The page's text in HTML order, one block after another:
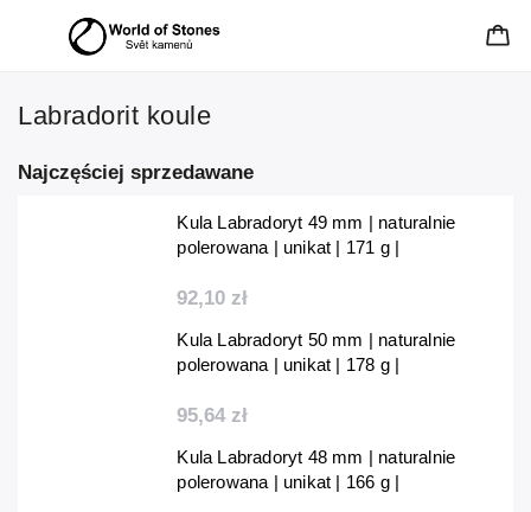
Labradorit koule
Najczęściej sprzedawane
Kula Labradoryt 49 mm | naturalnie
polerowana | unikat | 171 g |
92,10 zł
Kula Labradoryt 50 mm | naturalnie
polerowana | unikat | 178 g |
95,64 zł
Kula Labradoryt 48 mm | naturalnie
polerowana | unikat | 166 g |